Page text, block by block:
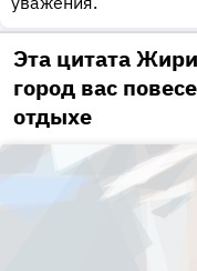
Эта цитата
город вас
отдыхе